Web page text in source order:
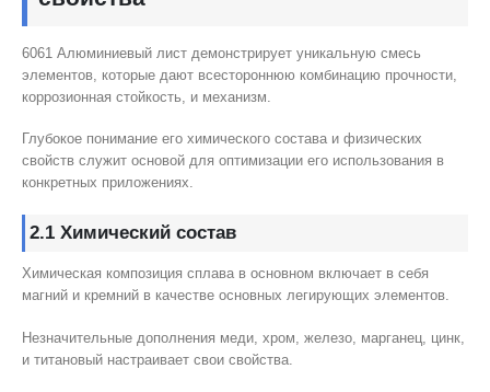
6061 Алюминиевый лист демонстрирует уникальную смесь
элементов, которые дают всестороннюю комбинацию прочности,
коррозионная стойкость, и механизм.
Глубокое понимание его химического состава и физических
свойств служит основой для оптимизации его использования в
конкретных приложениях.
2.1 Химический состав
Химическая композиция сплава в основном включает в себя
магний и кремний в качестве основных легирующих элементов.
Незначительные дополнения меди, хром, железо, марганец, цинк,
и титановый настраивает свои свойства.